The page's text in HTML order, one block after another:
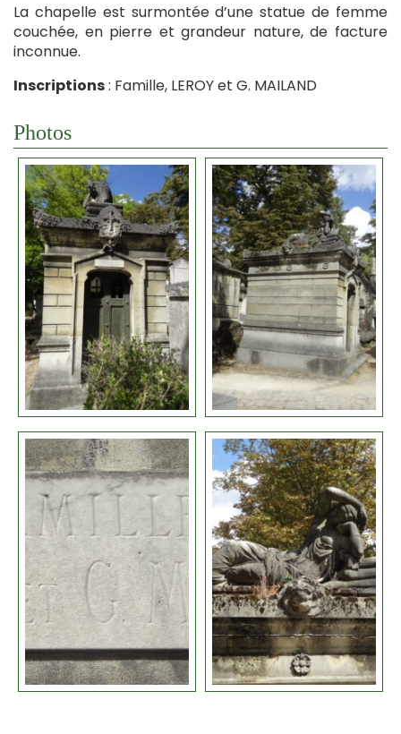
La chapelle est surmontée d’une statue de femme
couchée, en pierre et grandeur nature, de facture
inconnue.
Inscriptions: Famille, LEROY et G. MAILAND
Photos